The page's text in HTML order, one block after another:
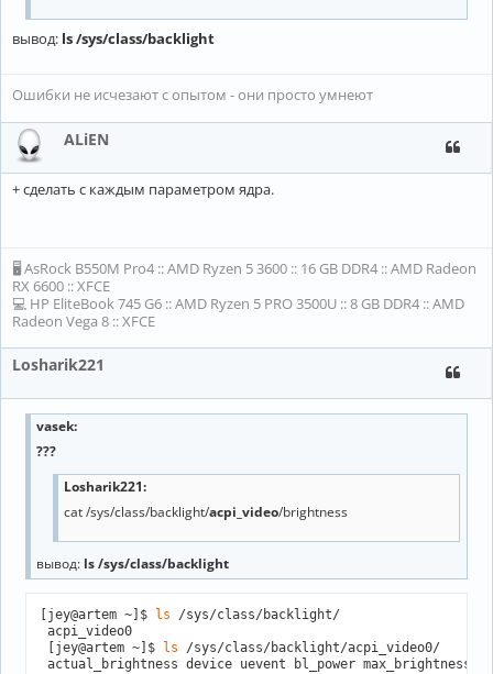
вывод: ls /sys/class/backlight
Ошибки не исчезают с опытом - они просто умнеют
ALiEN
+ сделать с каждым параметром ядра.
🖥 AsRock B550M Pro4 :: AMD Ryzen 5 3600 :: 16 GB DDR4 :: AMD Radeon
RX 6600 :: XFCE
💻 HP EliteBook 745 G6 :: AMD Ryzen 5 PRO 3500U :: 8 GB DDR4 :: AMD
Radeon Vega 8 :: XFCE
Losharik221
vasek:
???
Losharik221:
cat /sys/class/backlight/acpi_video/brightness
вывод: ls /sys/class/backlight
[jey@artem ~]$ ls /sys/class/backlight/
acpi_video0
[jey@artem ~]$
ls /sys/class/backlight/acpi_video0/
actual_brightness device uevent bl_power max_brightness